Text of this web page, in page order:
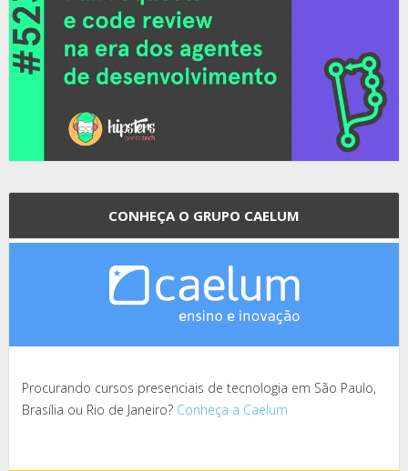
CONHEÇA O GRUPO CAELUM
Procurando cursos presenciais de tecnologia em São Paulo,
Brasília ou Rio de Janeiro? Conheça a Caelum